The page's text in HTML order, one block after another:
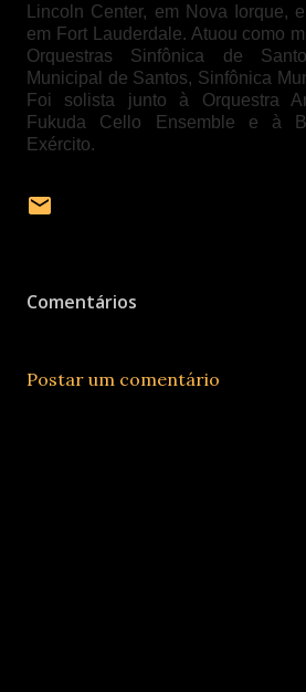
Lincoln Center, em Nova Iorque,
em Fort Lauderdale. Atuou como
Orquestras Sinfônica de
Municipal de Santos, Sinfônica
Foi solista junto à Orquestra
Fukuda Cello Ensemble e à
Exército.
Comentários
Postar um comentário